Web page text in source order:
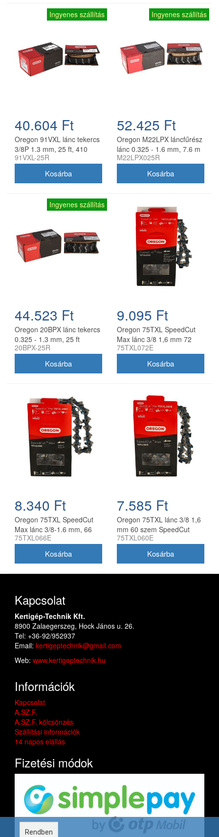
Ingyenes szállítás
40.604 Ft
Oregon 91VXL lánc tekercs
3/8P 1.3 mm, 25 ft, 410
szem
91VXL-25R
Ingyenes szállítás
52.425 Ft
Oregon M22LPX láncfűrész
lánc 0.325 - 1.6 mm, 7.6 m
tekercs
M22LPX025R
Ingyenes szállítás
44.523 Ft
Oregon 20BPX lánc tekercs
0.325 - 1.3 mm, 25 ft
20BPX-25R
9.095 Ft
Oregon 75TXL SpeedCut
Max lánc 3/8 1,6 mm 72
szem
75TXL072E
8.340 Ft
Oregon 75TXL SpeedCut
Max lánc 3/8-1.6 mm, 66
szem
75TXL066E
7.585 Ft
Oregon 75TXL lánc 3/8 1,6
mm 60 szem SpeedCut
Max
75TXL060E
Kapcsolat
Kertigép-Technik Kft.
8900 Zalaegerszeg, Hock János u. 26.
Tel: +36-92/952937
Email: kertigeptechnik@gmail.com
Web: www.kertigeptechnik.hu
Információk
Kapcsolat
A.SZ.F.
A.SZ.F. kölcsönzés
Szállítási információk
14 napos elállás
Fizetési módok
Rendben